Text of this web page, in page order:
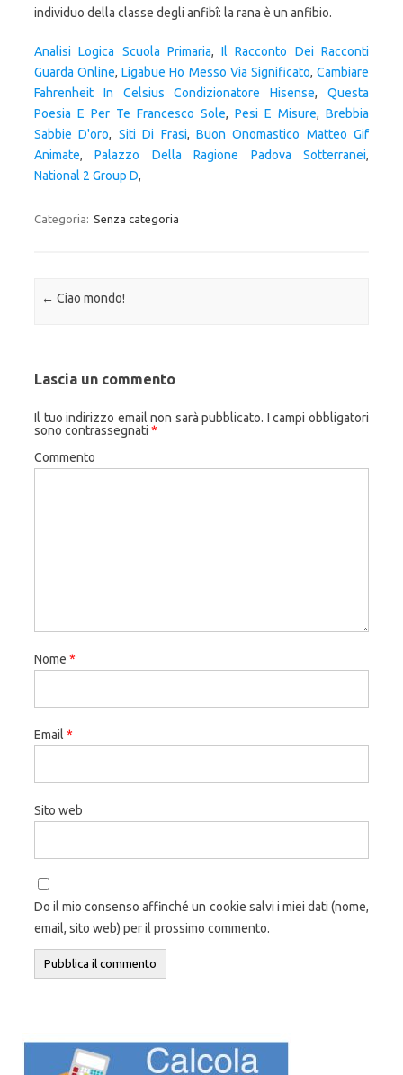
Analisi Logica Scuola Primaria,Il Racconto Dei Racconti
Guarda Online,Ligabue Ho Messo Via Significato,Cambiare
Fahrenheit In Celsius Condizionatore Hisense,Questa
Poesia E Per Te Francesco Sole, Pesi E Misure, Brebbia
Sabbie D'oro, Siti Di Frasi, Buon Onomastico Matteo Gif
Animate,Palazzo Della Ragione Padova Sotterranei,
National 2 Group D,
Categoria: Senza categoria
Navigazione articolo
← Ciao mondo!
Lascia un commento
Il tuo indirizzo email non sarà pubblicato. I campi obbligatori
sono contrassegnati *
Commento
Nome *
Email *
Sito web
Do il mio consenso affinché un cookie salvi i miei dati (nome,
email, sito web) per il prossimo commento.